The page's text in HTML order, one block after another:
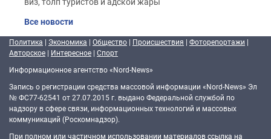
Все новости
Политика | Экономика | Общество | Происшествия | Фоторепортажи |
Авторское | Интересное | Спорт
Информационное агентство «Nord-News»
Запись о регистрации средства массовой информации «Nord-News» Эл
№ ФС77-62541 от 27.07.2015 г. выдано Федеральной службой по
надзору в сфере связи, информационных технологий и массовых
коммуникаций (Роскомнадзор).
При полном или частичном использовании материалов ссылка на